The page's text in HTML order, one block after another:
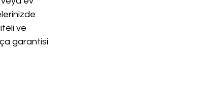
ve
garantisi